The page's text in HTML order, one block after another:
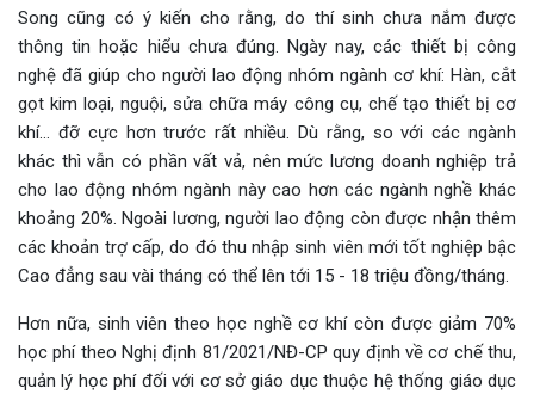
Song cũng có ý kiến cho rằng, do thí sinh chưa nắm được
thông tin hoặc hiểu chưa đúng. Ngày nay, các thiết bị công
nghệ đã giúp cho người lao động nhóm ngành cơ khí: Hàn, cắt
gọt kim loại, nguội, sửa chữa máy công cụ, chế tạo thiết bị cơ
khí… đỡ cực hơn trước rất nhiều. Dù rằng, so với các ngành
khác thì vẫn có phần vất vả, nên mức lương doanh nghiệp trả
cho lao động nhóm ngành này cao hơn các ngành nghề khác
khoảng 20%. Ngoài lương, người lao động còn được nhận thêm
các khoản trợ cấp, do đó thu nhập sinh viên mới tốt nghiệp bậc
Cao đẳng sau vài tháng có thể lên tới 15 - 18 triệu đồng/tháng.
Hơn nữa, sinh viên theo học nghề cơ khí còn được giảm 70%
học phí theo Nghị định 81/2021/NĐ-CP quy định về cơ chế thu,
quản lý học phí đối với cơ sở giáo dục thuộc hệ thống giáo dục